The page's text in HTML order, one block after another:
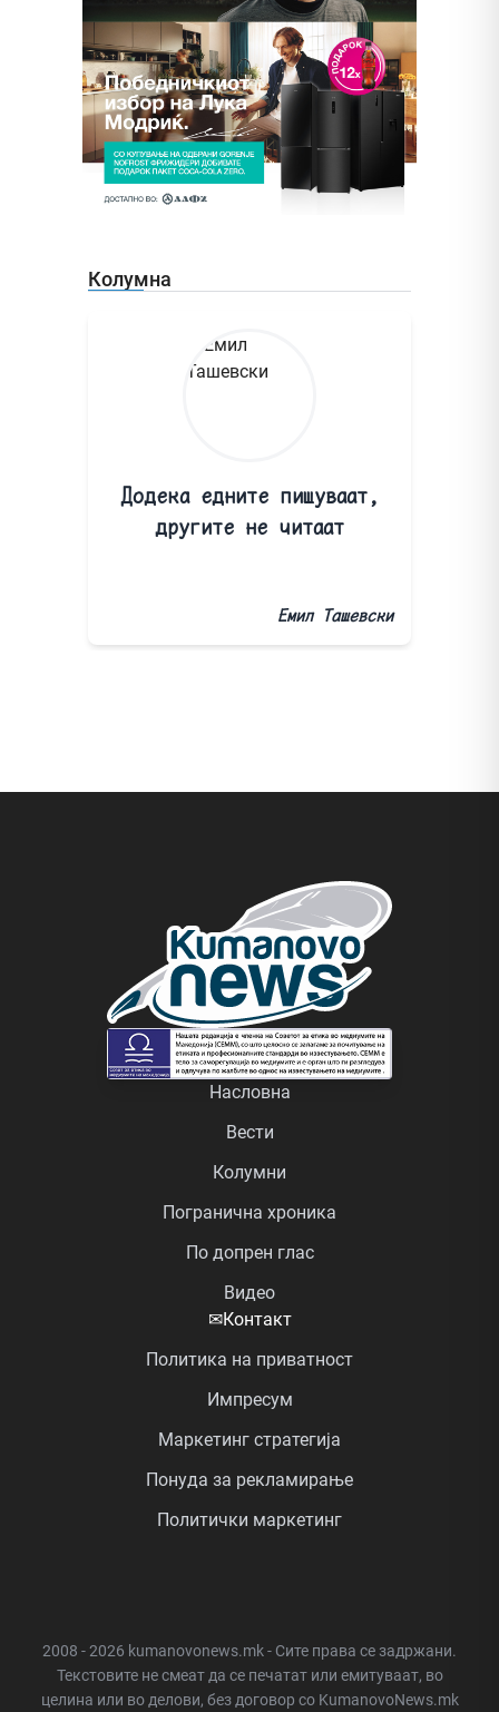
Колумна
Додека едните пишуваат,
другите не читаат
Емил Ташевски
Насловна
Вести
Колумни
Погранична хроника
По допрен глас
Видео
✉Контакт
Политика на приватност
Импресум
Маркетинг стратегија
Понуда за рекламирање
Политички маркетинг
2008 - 2026 kumanovonews.mk - Сите права се задржани.
Текстовите не смеат да се печатат или емитуваат, во
целина или во делови, без договор со KumanovoNews.mk